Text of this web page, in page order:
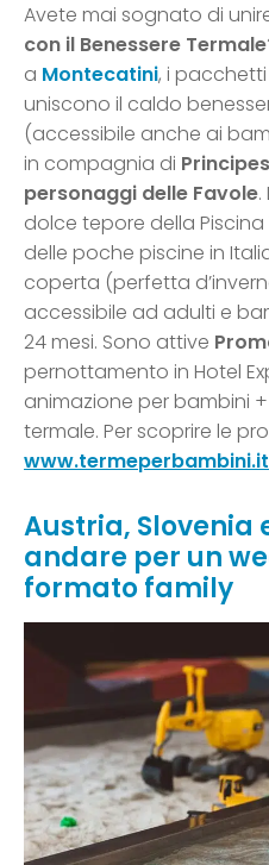
Avete mai sognato di
con il Benessere Termale
a Montecatini, i
uniscono il caldo
(accessibile anche ai
in compagnia di
personaggi delle Favole
dolce tepore della
delle poche piscine in
coperta (perfetta
accessibile ad adulti e
24 mesi. Sono attive
pernottamento in Hotel
animazione per bambini
termale. Per scoprire le
www.termeperbambini.it
Austria, Slovenia
andare per un
formato family